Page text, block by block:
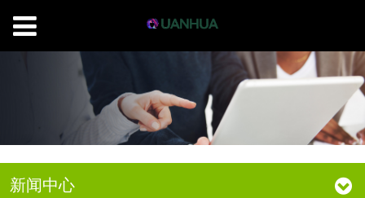
新闻中心